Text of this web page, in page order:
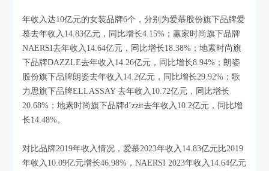
年收入达10亿元的女装品牌6个，分别为爱慕股份旗下品牌爱
慕去年收入14.83亿元，同比增长4.15%；赢家时尚旗下品牌
NAERSI去年收入14.64亿元，同比增长18.38%；地素时尚旗
下品牌DAZZLE去年收入14.26亿元，同比增长8.94%；朗姿
股份旗下品牌朗姿去年收入14.2亿元，同比增长29.92%；歌
力思旗下品牌ELLASSAY 去年收入10.72亿元，同比增长
20.68%；地素时尚旗下品牌d’zzit去年收入10.2亿元，同比增
长14.48%。
对比品牌2019年收入情况，爱慕2023年收入14.83亿元比2019
年收入10.09亿元增长46.98%，NAERSI 2023年收入14.64亿元